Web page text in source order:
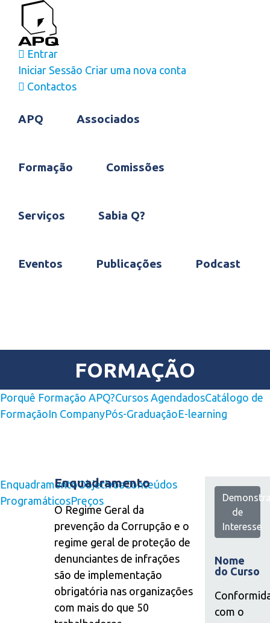
content
Entrar
Iniciar Sessão Criar uma nova conta
Contactos
APQ Associados
Formação Comissões
Serviços Sabia Q?
Eventos Publicações Podcast
FORMAÇÃO
Porquê Formação APQ?Cursos AgendadosCatálogo de
FormaçãoIn CompanyPós-GraduaçãoE-learning
EnquadramentoObjetivosConteúdos
ProgramáticosPreços
Enquadramento
O Regime Geral da
prevenção da Corrupção e o
regime geral de proteção de
denunciantes de infrações
são de implementação
obrigatória nas organizações
com mais do que 50
de
Interesse
Nome
do Curso
com o